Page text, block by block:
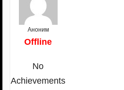
Аноним
Offline
No
Achievements